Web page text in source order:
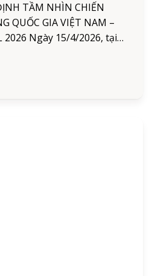
TẦM NHÌN CHIẾN
QUỐC GIA VIỆT NAM –
2026 Ngày 15/4/2026, tại